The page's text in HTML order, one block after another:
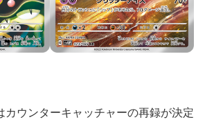
カウンターキャッチャーの再録が決定